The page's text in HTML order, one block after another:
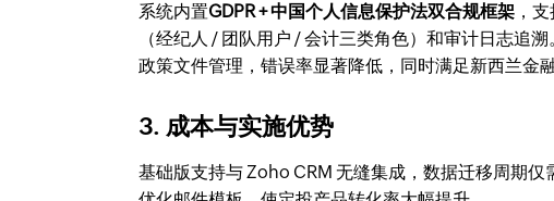
系统内置GDPR + 中国个人信息保护法双合规框架 ，
（经纪人 / 团队用户 / 会计三类角色）和审计日志追
政策文件管理，错误率显著降低，同时满足新西兰金
3. 成本与实施优势
基础版支持与 Zoho CRM 无缝集成，数据迁移周期仅